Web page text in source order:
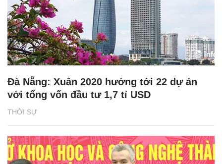
THỜI SỰ
Đà Nẵng: Xuân 2020 hướng tới 22 dự án
với tổng vốn đầu tư 1,7 tỉ USD